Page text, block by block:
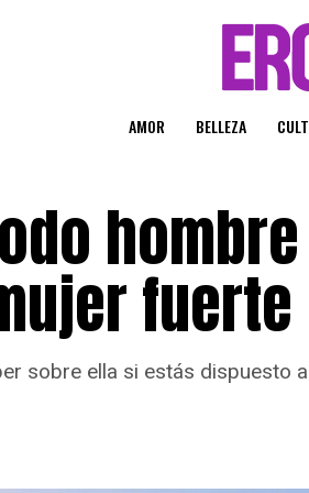
AMOR BELLEZA
fuerte
sobre ella si estás dispuesto